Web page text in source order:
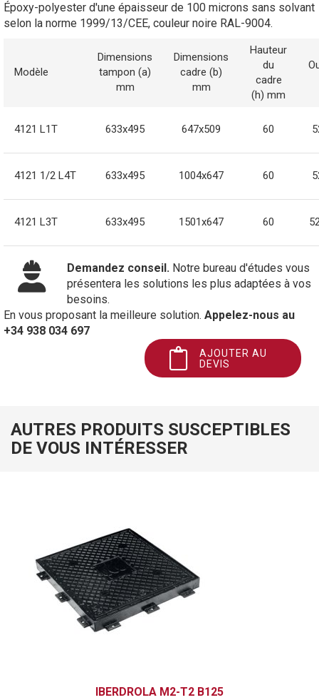
Époxy-polyester d'une épaisseur de 100 microns sans solvant
selon la norme 1999/13/CEE, couleur noire RAL-9004.
Modèle
Dimensions
tampon (a)
mm
Dimensions
cadre (b)
mm
Hauteur
du
cadre
(h) mm
4121 L1T 633x495 647x509 60
4121 1/2 L4T 633x495 1004x647 60
4121 L3T 633x495 1501x647 60
Demandez conseil. Notre bureau d'études vous
présentera les solutions les plus adaptées à vos
besoins.
En vous proposant la meilleure solution. Appelez-nous au
+34 938 034 697
AJOUTER AU
DEVIS
AUTRES PRODUITS SUSCEPTIBLES
DE VOUS INTÉRESSER
IBERDROLA M2-T2 B125